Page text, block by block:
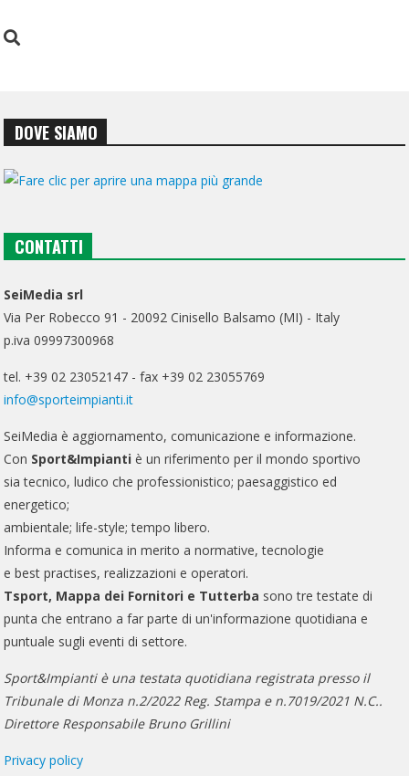
DOVE SIAMO
CONTATTI
SeiMedia srl
Via Per Robecco 91 - 20092 Cinisello Balsamo (MI) - Italy
p.iva 09997300968
tel. +39 02 23052147 - fax +39 02 23055769
info@sporteimpianti.it
SeiMedia è aggiornamento, comunicazione e informazione.
Con Sport&Impianti è un riferimento per il mondo sportivo
sia tecnico, ludico che professionistico; paesaggistico ed
energetico;
ambientale; life-style; tempo libero.
Informa e comunica in merito a normative, tecnologie
e best practises, realizzazioni e operatori.
Tsport, Mappa dei Fornitori e Tutterba sono tre testate di
punta che entrano a far parte di un'informazione quotidiana e
puntuale sugli eventi di settore.
Sport&Impianti è una testata quotidiana registrata presso il
Tribunale di Monza n.2/2022 Reg. Stampa e n.7019/2021 N.C..
Direttore Responsabile Bruno Grillini
Privacy policy